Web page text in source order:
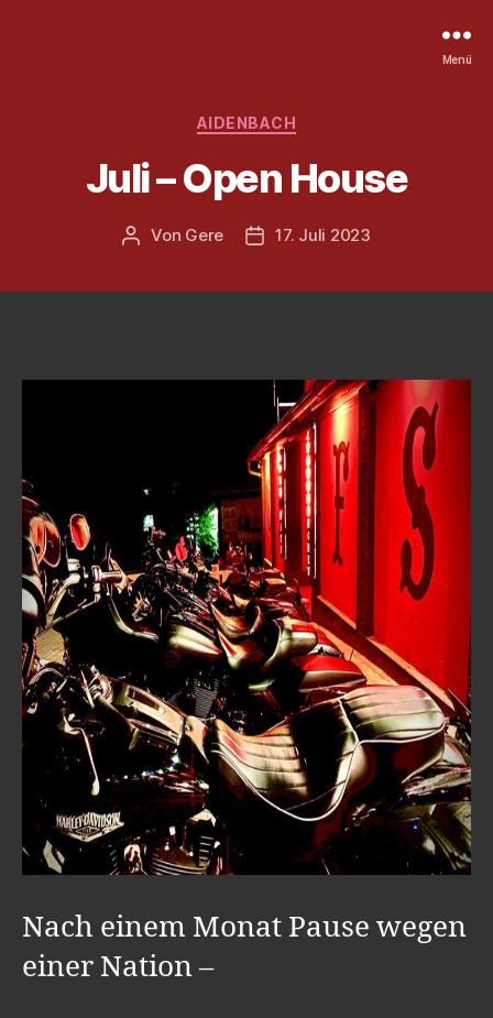
Menü
Kategorien
AIDENBACH
Juli – Open House
Beitragsautor
Von Gere Veröffentlichungsdatum
17. Juli 2023
Nach einem Monat Pause wegen
einer Nation –